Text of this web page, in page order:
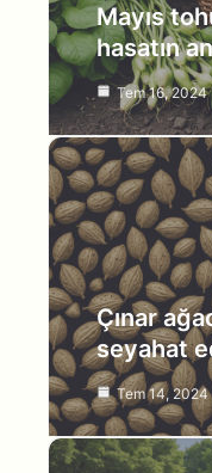
Mayıs
hasatın
Tem 16, 2024
Çınar
seyahat
Tem 14, 2024